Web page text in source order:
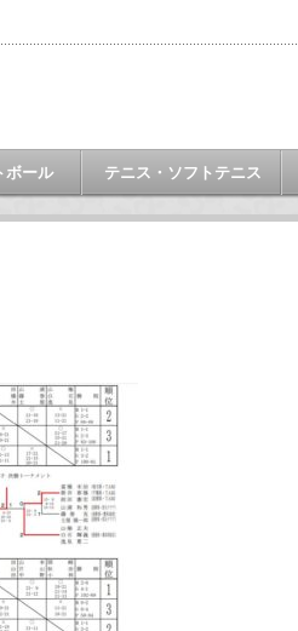
ール テニス・ソフトテニス